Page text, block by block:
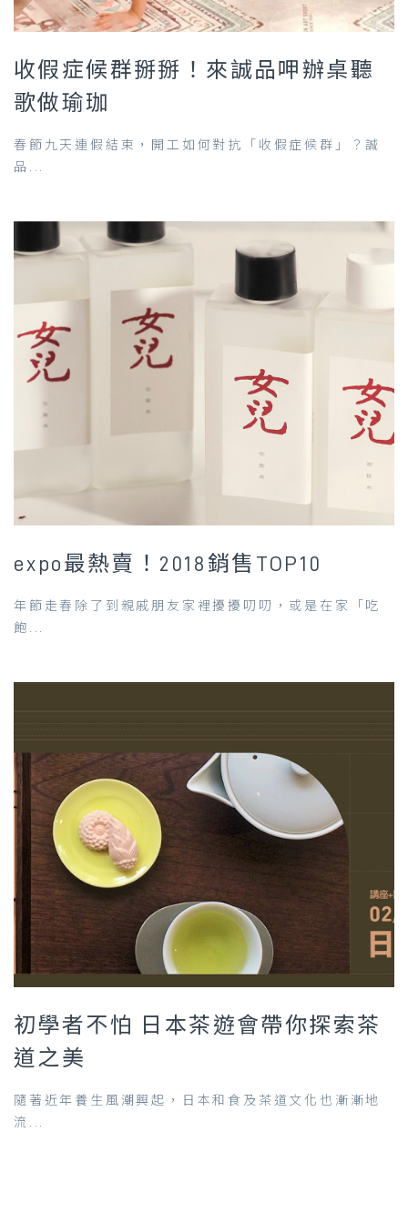
收假症候群掰掰！來誠品呷辦桌聽
歌做瑜珈
春節九天連假結束，開工如何對抗「收假症候群」？誠
品...
expo最熱賣！2018銷售TOP10
年節走春除了到親戚朋友家裡擾擾叨叨，或是在家「吃
飽...
初學者不怕 日本茶遊會帶你探索茶
道之美
隨著近年養生風潮興起，日本和食及茶道文化也漸漸地
流...